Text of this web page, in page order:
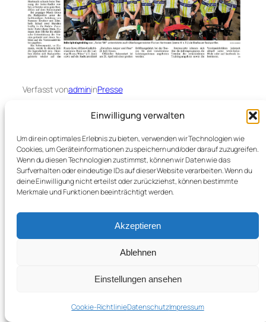
Einwilligung verwalten
Um dir ein optimales Erlebnis zu bieten, verwenden wir Technologien wie
Cookies, um Geräteinformationen zu speichern und/oder darauf zuzugreifen.
Wenn du diesen Technologien zustimmst, können wir Daten wie das
Surfverhalten oder eindeutige IDs auf dieser Website verarbeiten. Wenn du
deine Einwilligung nicht erteilst oder zurückziehst, können bestimmte
Merkmale und Funktionen beeinträchtigt werden.
Akzeptieren
Ablehnen
Einstellungen ansehen
Cookie-RichtlinieDatenschutzImpressum
Verfasst vonadmininPresse
← Wahlen bei forice89 (DN) Anradeln →
Radsport und Freizeit forice 89 e.V.